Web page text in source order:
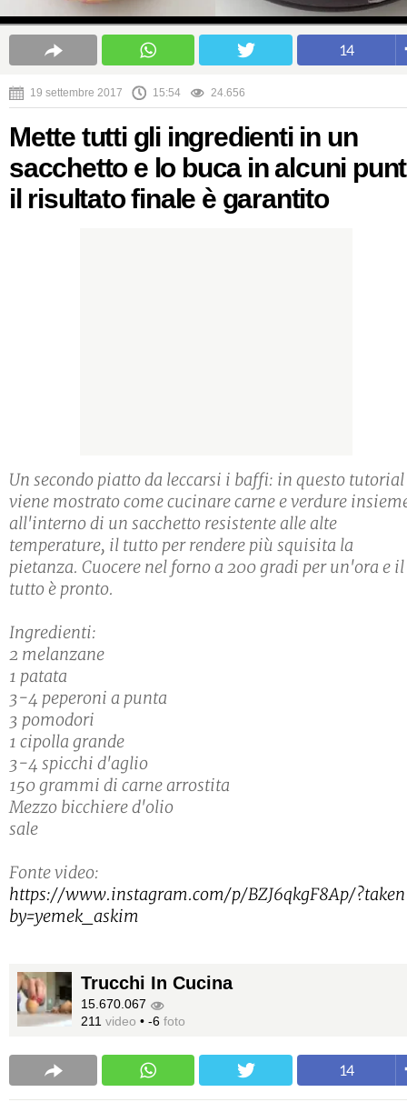
14
19 settembre 2017 15:54 24.656
Mette tutti gli ingredienti in un
sacchetto e lo buca in alcuni
il risultato finale è garantito
Un secondo piatto da leccarsi i baffi: in questo tutorial
viene mostrato come cucinare carne e verdure
all'interno di un sacchetto resistente alle alte
temperature, il tutto per rendere più squisita la
pietanza. Cuocere nel forno a 200 gradi per un'ora e il
tutto è pronto.
Ingredienti:
2 melanzane
1 patata
3-4 peperoni a punta
3 pomodori
1 cipolla grande
3-4 spicchi d'aglio
150 grammi di carne arrostita
Mezzo bicchiere d'olio
sale
Fonte video:
https://www.instagram.com/p/BZJ6qkgF8Ap/
by=yemek_askim
Trucchi In Cucina
15.670.067
211 video • -6 foto
14